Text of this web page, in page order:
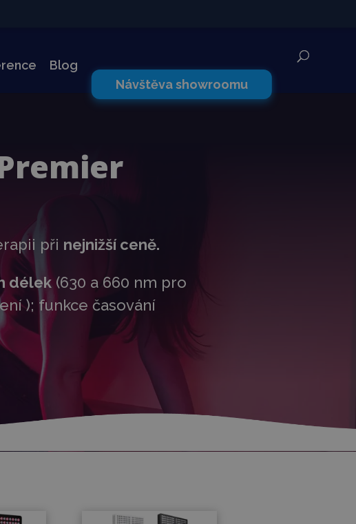
Blog
Návštěva showroomu
při nejnižší ceně.
délek (630 a 660 nm pro
); funkce časování